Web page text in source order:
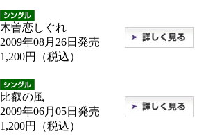
木曽恋しぐれ
2009年08月26日発売
1,200円（税込）
比叡の風
2009年06月05日発売
1,200円（税込）